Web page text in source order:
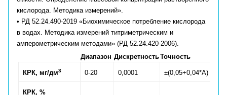
кислорода. Методика измерений».
• РД 52.24.490-2019 «Биохимическое потребление кислорода
в водах. Методика измерений титриметрическим и
амперометрическим методами» (РД 52.24.420-2006).
Диапазон ДискретностьТочность
КРК, мг/дм3 0-20 0,0001 ±(0,05+0,04*А)
КРК, %